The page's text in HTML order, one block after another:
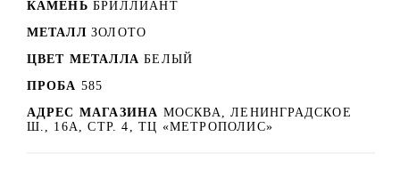
КАМЕНЬ БРИЛЛИАНТ
МЕТАЛЛ ЗОЛОТО
ЦВЕТ МЕТАЛЛА БЕЛЫЙ
ПРОБА 585
АДРЕС МАГАЗИНА МОСКВА, ЛЕНИНГРАДСКОЕ
Ш., 16А, СТР. 4, ТЦ «МЕТРОПОЛИС»